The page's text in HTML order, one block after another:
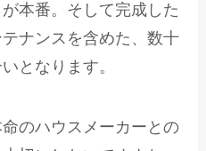
本番。そして完成した
ナンスを含めた、数十
となります。
のハウスメーカーとの